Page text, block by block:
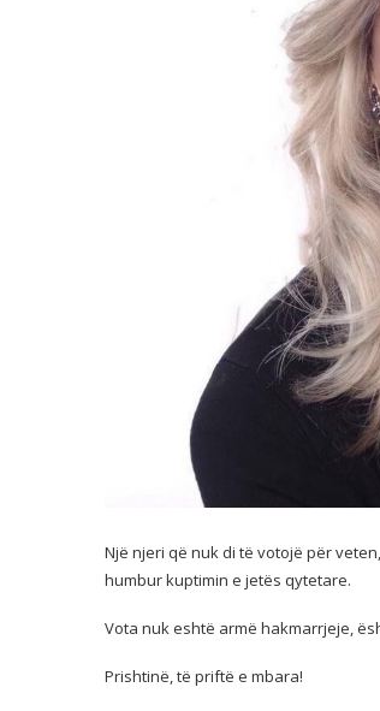
Një njeri që nuk di të votojë për
humbur kuptimin e jetës qytetare.
Vota nuk eshtë armë hakmarrjeje,
Prishtinë, të priftë e mbara!